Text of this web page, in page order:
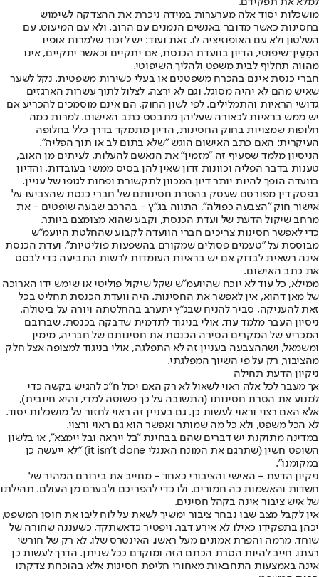
מושכלות יסוד אלה מערערות במידה ניכרת את ההצדקה לשימוש
בחסינות כאשר מדובר באנשים הנמנים עם הרוב, ולא עם המיעוט, עם
השלטון ולא עם האופוזיציה לו. זאת ועוד: יש לזכור שלמרות אופיו
המֵעֵין־שיפוטי, הדיון בוועדת הכנסת, אם יתקיים וכאשר יתקיים, אינו
מהווה תחליף לבית משפט ולהליך השיפוטי.
חברי כנסת אינם בהכרח משפטנים או בעלי כשירות משפטית. נקל לשער
שאיש מהם לא יהיה מסוגל, וגם לא ירצה, לצלול לתוך עשרות הארגזים
גדושי הראיות והתמלילים. לפי לשון החוק, הם אינם מוסמכים להכריע אם
יש ממש בראיות לכאורה שעליהן מתבסס כתב האישום. למרות כמה
חלופות שמצויות בחוק החסינות, הדיון מתמקד בדרך כלל בחלופה
העיקרית: האם כתב האישום הוגש "שלא בתום לב או תוך הפליה".
הניסיון מלמד שסעיף זה "מזמין" את הנאשם להעלות, לעיתים מן האוב,
טענות בדבר הפליה וכוונות זדון שאין להן בסיס ממשי בעובדות, והדיון
בוועדה הופך להיות יותר דיון המכוון לתקשורת ופחות לגופו של עניין.
בפסק דין מפורסם שעסק בהסרת חסינותם של חברי כנסת שהצביעו על
אישור חוק "הצבעה כפולה", התווה בג"ץ - בהרכב שבעה שופטים - את
מרחב שיקול הדעת של ועדת הכנסת, וקבע שהוא מצומצם ביותר.
כדי לאפשר חסינות צריכים חברי הוועדה לקבוע שהחלטת היועמ"ש
מבוססת על "טעמים פסולים שמקורם בהשפעות פוליטיות". ועדת הכנסת
אינה רשאית לבדוק אם יש בראיות העומדות לרשות התביעה כדי לבסס
את כתב האישום.
ממילא, כל עוד לא יוכח שהיועמ"ש שקל שיקול פוליטי או שימש ידו הארוכה
של מאן דהוא, אין לאפשר את החסינות. היה וועדת הכנסת תחליט בכל
זאת להעניקה, סביר להניח שבג"ץ יתערב בהחלטתה ויורה על ביטולה.
ניסיון העבר מלמד עוד, אולי בניגוד לתדמית שדבקה בכנסת, שברובם
המכריע של המקרים הסירה הכנסת את חסינותם של חבריה, מימין
ומשמאל, ושההצבעה בעניין זה לא התפלגה, אולי בניגוד למצופה אצל חלק
מהציבור, רק על פי השיוך המפלגתי.
ניקיון הדעת תחילה
אך מעבר לכל אלה ראוי לשאול לא רק האם יכול ח"כ להגיש בקשה כדי
למנוע את הסרת חסינותו (התשובה על כך פשוטה למדי, והיא חיובית),
אלא האם רצוי וראוי לעשות כן. גם בעניין זה ראוי לחזור על מושכלות יסוד.
לא הכל משפט, ולא כל מה שמותר ואפשר הוא גם ראוי ורצוי.
במדינה מתוקנת יש דברים שהם בבחינת "בל ייראה ובל יימצא", או בלשון
השופט חשין (שתרגם את המונח האנגלי it isn't done) "לא ייעשה כן
במקומנו".
ניקיון הדעת - האישי והציבורי כאחד - מחייב את בירורם המהיר של
חשדות והאשמות כה חמורים, ולו כדי להפריכם ולבערם מן העולם. תהילתו
של איש ציבור אינה בקהל חסינים.
אין לקבל מצב שבו נבחר ציבור ימשיך לשאת על לוח ליבו את חוסן המשפט,
יכהן בתפקידו כאילו לא אירע דבר, ויפטיר כדאשתקד, כשעננה שחורה של
שוחד, מרמה והפרת אמונים מעל ראשו. האינטרס שלו, לא רק של חורשי
רעתו, חייב להיות הסרת הכתם הזה ומוקדם ככל שניתן. הדרך לעשות כן
אינה באמצעות התחבאות מאחורי חליפת חסינות אלא בהוכחת צדקתו